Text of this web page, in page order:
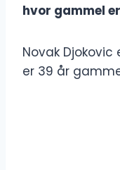
hvor gammel
Novak Djokovic
er 39 år